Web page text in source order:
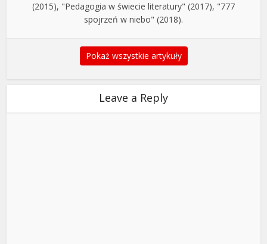
(2015), "Pedagogia w świecie literatury" (2017), "777
spojrzeń w niebo" (2018).
Pokaż wszystkie artykuły
Leave a Reply